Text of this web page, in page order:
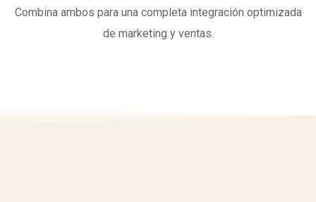
Combina ambos para una completa integración optimizada
de marketing y ventas.